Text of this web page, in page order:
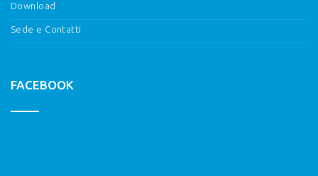
Download
Sede e Contatti
FACEBOOK